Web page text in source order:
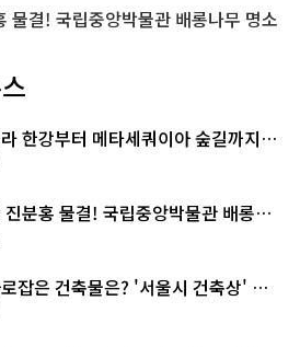
물결! 국립중앙박물관 배롱나무 명소
한강부터 메타세쿼이아 숲길까지…
스
분홍 물결! 국립중앙박물관 배롱나
잡은 건축물은? '서울시 건축상' 수